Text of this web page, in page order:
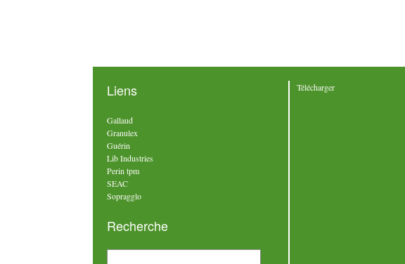
Liens
Gallaud
Granulex
Guérin
Lib Industries
Perin tpm
SEAC
Sopragglo
Recherche
Télécharger